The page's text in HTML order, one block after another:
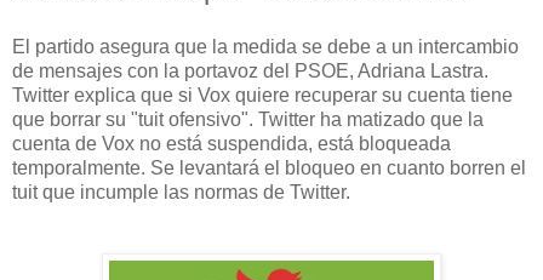
El partido asegura que la medida se debe a un intercambio
de mensajes con la portavoz del PSOE, Adriana Lastra.
Twitter explica que si Vox quiere recuperar su cuenta tiene
que borrar su "tuit ofensivo". Twitter ha matizado que la
cuenta de Vox no está suspendida, está bloqueada
temporalmente. Se levantará el bloqueo en cuanto borren el
tuit que incumple las normas de Twitter.